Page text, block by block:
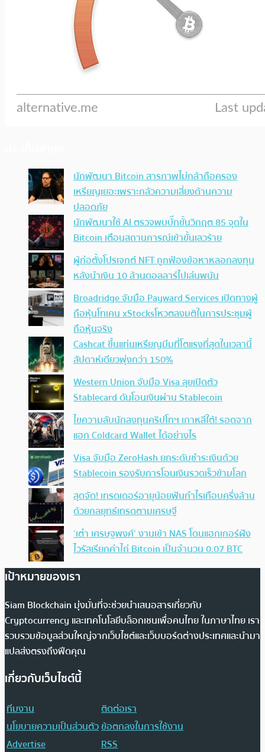
นักพัฒนา Bitcoin สารภาพไม่กล้าถือครอง
เหรียญเยอะเพราะกลัวความเสี่ยงด้านความ
ปลอดภัย
นักพัฒนาใช้ AI ตรวจพบบั๊กขั้นวิกฤต 85 จุดใน
Bitcoin เตือนสถานการณ์เข้าขั้นเลวร้าย
ผู้ก่อตั้งโปรเจกต์ NFT ถูกฟ้องข้อหาหลอกลงทุน
หลังนำเงิน 10 ล้านดอลลาร์ไปเล่นพนัน
Broadridge จับมือ Payward Services เปิดทางผู้
ถือหุ้นโทเคน xStocksโหวตลงมติในการประชุมผู้
ถือหุ้นจริง
Cashcat ขึ้นแท่นเหรียญมีมที่โตแรงที่สุดในเวลานี้
สัปดาห์เดียวพุ่งกว่า 150%
Western Union จับมือ Visa ลุยเปิดตัว
Stablecard ดันโอนเงินผ่าน Stablecoin
ไขความลับนักลงทุนคริปโทฯ เกาหลีใต้! รอดจาก
แฮก Coldcard Wallet ได้อย่างไร
Visa จับมือ ZeroHash ยกระดับชำระเงินด้วย
Stablecoin รองรับการโอนเงินรวดเร็วข้ามโลก
สุดจัด! เทรดเดอร์อายุน้อยฟันกำไรเกือบครึ่งล้าน
ด้วยกลยุทธ์เทรดตามเศรษฐี
‘เต๋า เศรษฐพงศ์’ งานเข้า NAS โดนแฮกเกอร์ฝัง
ไวรัสเรียกค่าไถ่ Bitcoin เป็นจำนวน 0.07 BTC
เป้าหมายของเรา
Siam Blockchain มุ่งมั่นที่จะช่วยนำเสนอสารเกี่ยวกับ
Cryptocurrency และเทคโนโลยีบล็อกเชนเพื่อคนไทย ในภาษาไทย เรา
รวบรวมข้อมูลส่วนใหญ่จากเว็บไซต์และเว็บบอร์ดต่างประเทศและนำมา
แปลส่งตรงถึงฟีดคุณ
เกี่ยวกับเว็บไซต์นี้
ทีมงาน
ติดต่อเรา
นโยบายความเป็นส่วนตัวข้อตกลงในการใช้งาน
Advertise
RSS